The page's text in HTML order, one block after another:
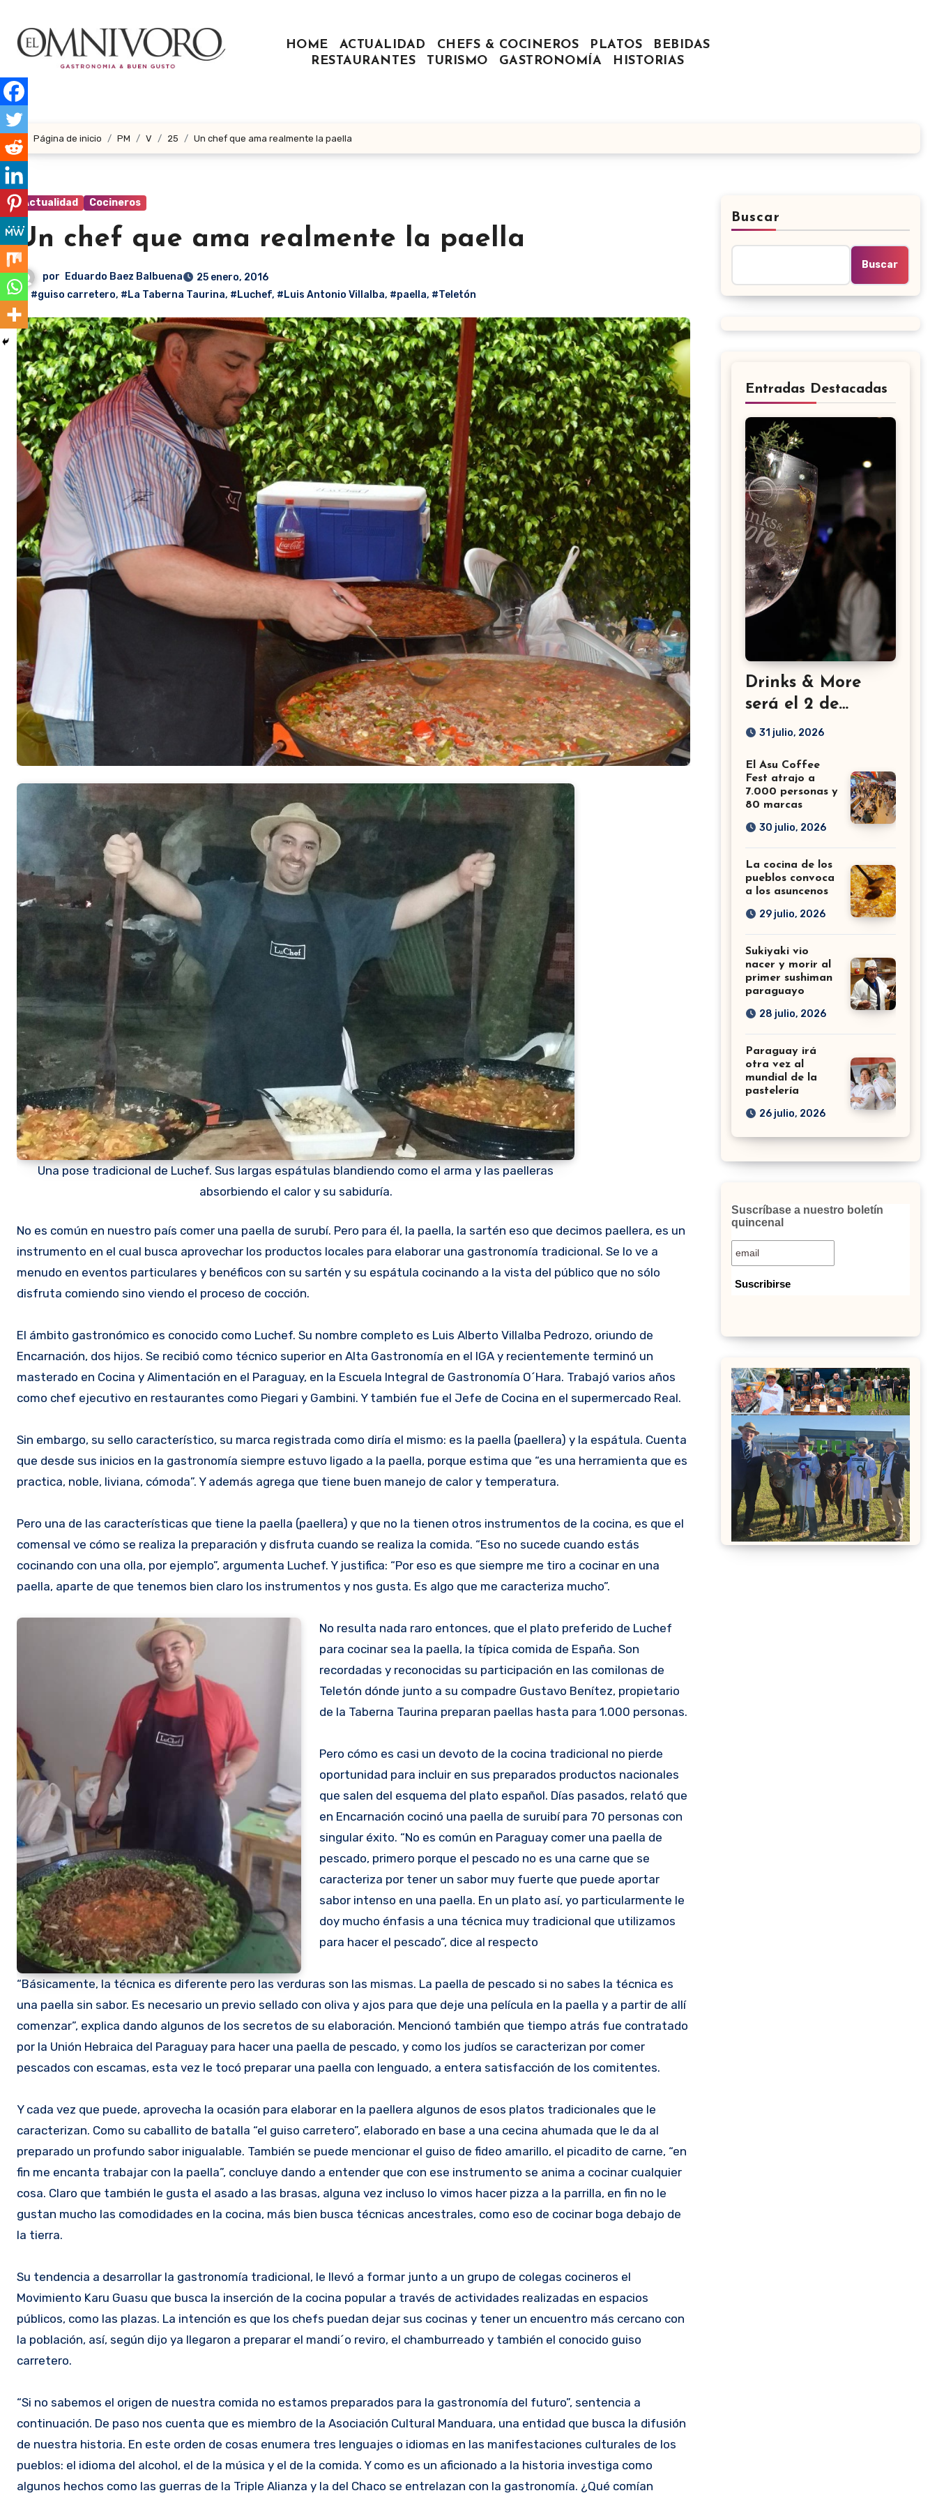
contenido
HOME ACTUALIDAD CHEFS & COCINEROS PLATOS
BEBIDAS
RESTAURANTES
TURISMO GASTRONOMÍA HISTORIAS
Página de inicio PM V 25 Un chef que ama realmente la paella
Actualidad Cocineros
Un chef que ama realmente la paella
por Eduardo Baez Balbuena
25 enero, 2016
#guiso carretero, #La Taberna Taurina, #Luchef, #Luis Antonio Villalba, #paella, #Teletón
Una pose tradicional de Luchef. Sus largas espátulas blandiendo como el arma y las paelleras
absorbiendo el calor y su sabiduría.
No es común en nuestro país comer una paella de surubí. Pero para él, la paella, la sartén eso que decimos paellera, es un
instrumento en el cual busca aprovechar los productos locales para elaborar una gastronomía tradicional. Se lo ve a
menudo en eventos particulares y benéficos con su sartén y su espátula cocinando a la vista del público que no sólo
disfruta comiendo sino viendo el proceso de cocción.
El ámbito gastronómico es conocido como Luchef. Su nombre completo es Luis Alberto Villalba Pedrozo, oriundo de
Encarnación, dos hijos. Se recibió como técnico superior en Alta Gastronomía en el IGA y recientemente terminó un
masterado en Cocina y Alimentación en el Paraguay, en la Escuela Integral de Gastronomía O´Hara. Trabajó varios años
como chef ejecutivo en restaurantes como Piegari y Gambini. Y también fue el Jefe de Cocina en el supermercado Real.
Sin embargo, su sello característico, su marca registrada como diría el mismo: es la paella (paellera) y la espátula. Cuenta
que desde sus inicios en la gastronomía siempre estuvo ligado a la paella, porque estima que “es una herramienta que es
practica, noble, liviana, cómoda”. Y además agrega que tiene buen manejo de calor y temperatura.
Pero una de las características que tiene la paella (paellera) y que no la tienen otros instrumentos de la cocina, es que el
comensal ve cómo se realiza la preparación y disfruta cuando se realiza la comida. “Eso no sucede cuando estás
cocinando con una olla, por ejemplo”, argumenta Luchef. Y justifica: “Por eso es que siempre me tiro a cocinar en una
paella, aparte de que tenemos bien claro los instrumentos y nos gusta. Es algo que me caracteriza mucho”.
No resulta nada raro entonces, que el plato preferido de Luchef
para cocinar sea la paella, la típica comida de España. Son
recordadas y reconocidas su participación en las comilonas de
Teletón dónde junto a su compadre Gustavo Benítez, propietario
de la Taberna Taurina preparan paellas hasta para 1.000 personas.
Pero cómo es casi un devoto de la cocina tradicional no pierde
oportunidad para incluir en sus preparados productos nacionales
que salen del esquema del plato español. Días pasados, relató que
en Encarnación cocinó una paella de suruibí para 70 personas con
singular éxito. “No es común en Paraguay comer una paella de
pescado, primero porque el pescado no es una carne que se
caracteriza por tener un sabor muy fuerte que puede aportar
sabor intenso en una paella. En un plato así, yo particularmente le
doy mucho énfasis a una técnica muy tradicional que utilizamos
para hacer el pescado”, dice al respecto
“Básicamente, la técnica es diferente pero las verduras son las mismas. La paella de pescado si no sabes la técnica es
una paella sin sabor. Es necesario un previo sellado con oliva y ajos para que deje una película en la paella y a partir de allí
comenzar”, explica dando algunos de los secretos de su elaboración. Mencionó también que tiempo atrás fue contratado
por la Unión Hebraica del Paraguay para hacer una paella de pescado, y como los judíos se caracterizan por comer
pescados con escamas, esta vez le tocó preparar una paella con lenguado, a entera satisfacción de los comitentes.
Y cada vez que puede, aprovecha la ocasión para elaborar en la paellera algunos de esos platos tradicionales que le
caracterizan. Como su caballito de batalla “el guiso carretero”, elaborado en base a una cecina ahumada que le da al
preparado un profundo sabor inigualable. También se puede mencionar el guiso de fideo amarillo, el picadito de carne, “en
fin me encanta trabajar con la paella”, concluye dando a entender que con ese instrumento se anima a cocinar cualquier
cosa. Claro que también le gusta el asado a las brasas, alguna vez incluso lo vimos hacer pizza a la parrilla, en fin no le
gustan mucho las comodidades en la cocina, más bien busca técnicas ancestrales, como eso de cocinar boga debajo de
la tierra.
Su tendencia a desarrollar la gastronomía tradicional, le llevó a formar junto a un grupo de colegas cocineros el
Movimiento Karu Guasu que busca la inserción de la cocina popular a través de actividades realizadas en espacios
públicos, como las plazas. La intención es que los chefs puedan dejar sus cocinas y tener un encuentro más cercano con
la población, así, según dijo ya llegaron a preparar el mandi´o reviro, el chamburreado y también el conocido guiso
carretero.
“Si no sabemos el origen de nuestra comida no estamos preparados para la gastronomía del futuro”, sentencia a
continuación. De paso nos cuenta que es miembro de la Asociación Cultural Manduara, una entidad que busca la difusión
de nuestra historia. En este orden de cosas enumera tres lenguajes o idiomas en las manifestaciones culturales de los
pueblos: el idioma del alcohol, el de la música y el de la comida. Y como es un aficionado a la historia investiga como
algunos hechos como las guerras de la Triple Alianza y la del Chaco se entrelazan con la gastronomía. ¿Qué comían
Buscar
Buscar
Entradas Destacadas
Drinks & More
será el 2 de
setiembre en el
31 julio, 2026
El Asu Coffee
Fest atrajo a
7.000 personas y
80 marcas
30 julio, 2026
La cocina de los
pueblos convoca
a los asuncenos
29 julio, 2026
Sukiyaki vio
nacer y morir al
primer sushiman
paraguayo
28 julio, 2026
Paraguay irá
otra vez al
mundial de la
pastelería
26 julio, 2026
Suscríbase a nuestro boletín
quincenal